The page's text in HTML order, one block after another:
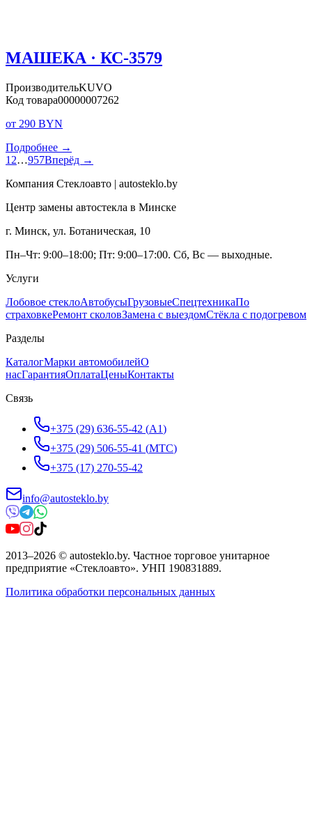
МАШЕКА · КС-3579
ПроизводительKUVO
Код товара00000007262
от 290 BYN
Подробнее →
1 2…957Вперёд →
Компания Стеклоавто | autosteklo.by
Центр замены автостекла в Минске
г. Минск, ул. Ботаническая, 10
Пн–Чт: 9:00–18:00; Пт: 9:00–17:00. Сб, Вс — выходные.
Услуги
Лобовое стеклоАвтобусыГрузовыеСпецтехникаПо
страховкеРемонт сколовЗамена с выездомСтёкла с подогревом
Разделы
КаталогМарки автомобилейО
насГарантияОплатаЦеныКонтакты
Связь
+375 (29) 636-55-42 (A1)
+375 (29) 506-55-41 (МТС)
+375 (17) 270-55-42
info@autosteklo.by
2013–2026 © autosteklo.by. Частное торговое унитарное
предприятие «Стеклоавто». УНП 190831889.
Политика обработки персональных данных